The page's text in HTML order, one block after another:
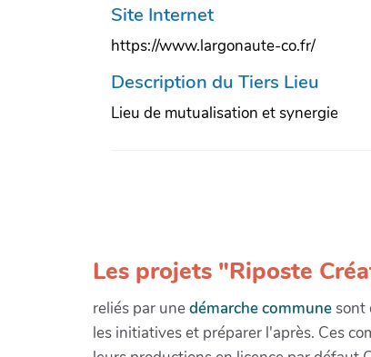
Site Internet
https://www.largonaute-co.fr/
Description du Tiers Lieu
Lieu de mutualisation et synergie